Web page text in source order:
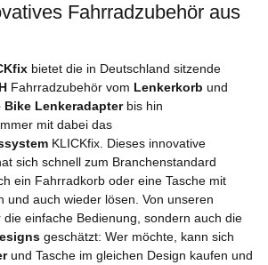
Fahrradzubehör aus
bietet die in Deutschland sitzende
Fahrradzubehör vom Lenkerkorb und
Bike Lenkeradapterbis hin
mit dabei das
KLICKfix. Dieses innovative
sich schnell zum Branchenstandard
ein Fahrradkorb oder eine Tasche mit
und auch wieder lösen. Von unseren
die einfache Bedienung, sondern auch die
geschätzt: Wer möchte, kann sich
und Tasche im gleichen Design kaufen und